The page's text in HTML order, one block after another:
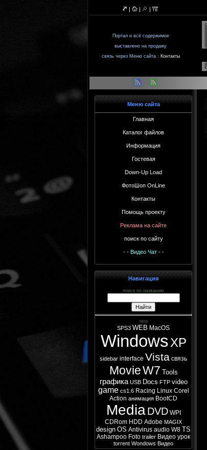
| | |
Портал и всё содержимое
выставленo на продажу
связь через Меню сайта : Контакты
Меню сайта
Главная
Каталог файлов
Информация
Гостевая
Down-Up Load
ФотоШоп OnLine
Контакты
Помощь проекту
Реклама на сайте
поиск по сайту
- - Видео Чат - -
Навигация
поиск по названию
теги
SPS3 WEB MacOS
WindowsXP
sidebar interface Vista связь
MovieW7 Tools
графика USB Docs FTP video
game cs1.6 Racing Linux Corel
Action анимация BootCD
Media DVD WPI
CDRom HDD Adobe MAGIX
design OS Antivirus audio W8 TS
Ashampoo Foto trailer Видео урок
torrent Wondows Видео